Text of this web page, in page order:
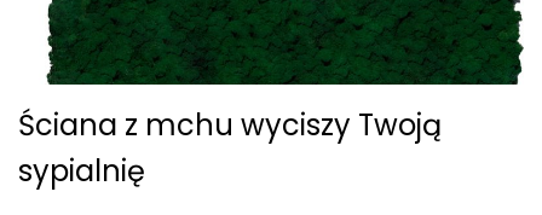
Ściana z mchu wyciszy Twoją
sypialnię